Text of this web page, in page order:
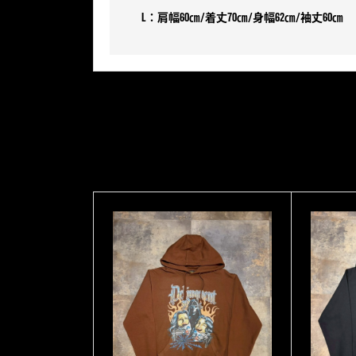
L：肩幅60㎝/着丈70㎝/身幅62㎝/袖丈60㎝